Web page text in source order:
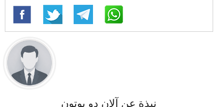
نبذة عن آلان دو بوتون